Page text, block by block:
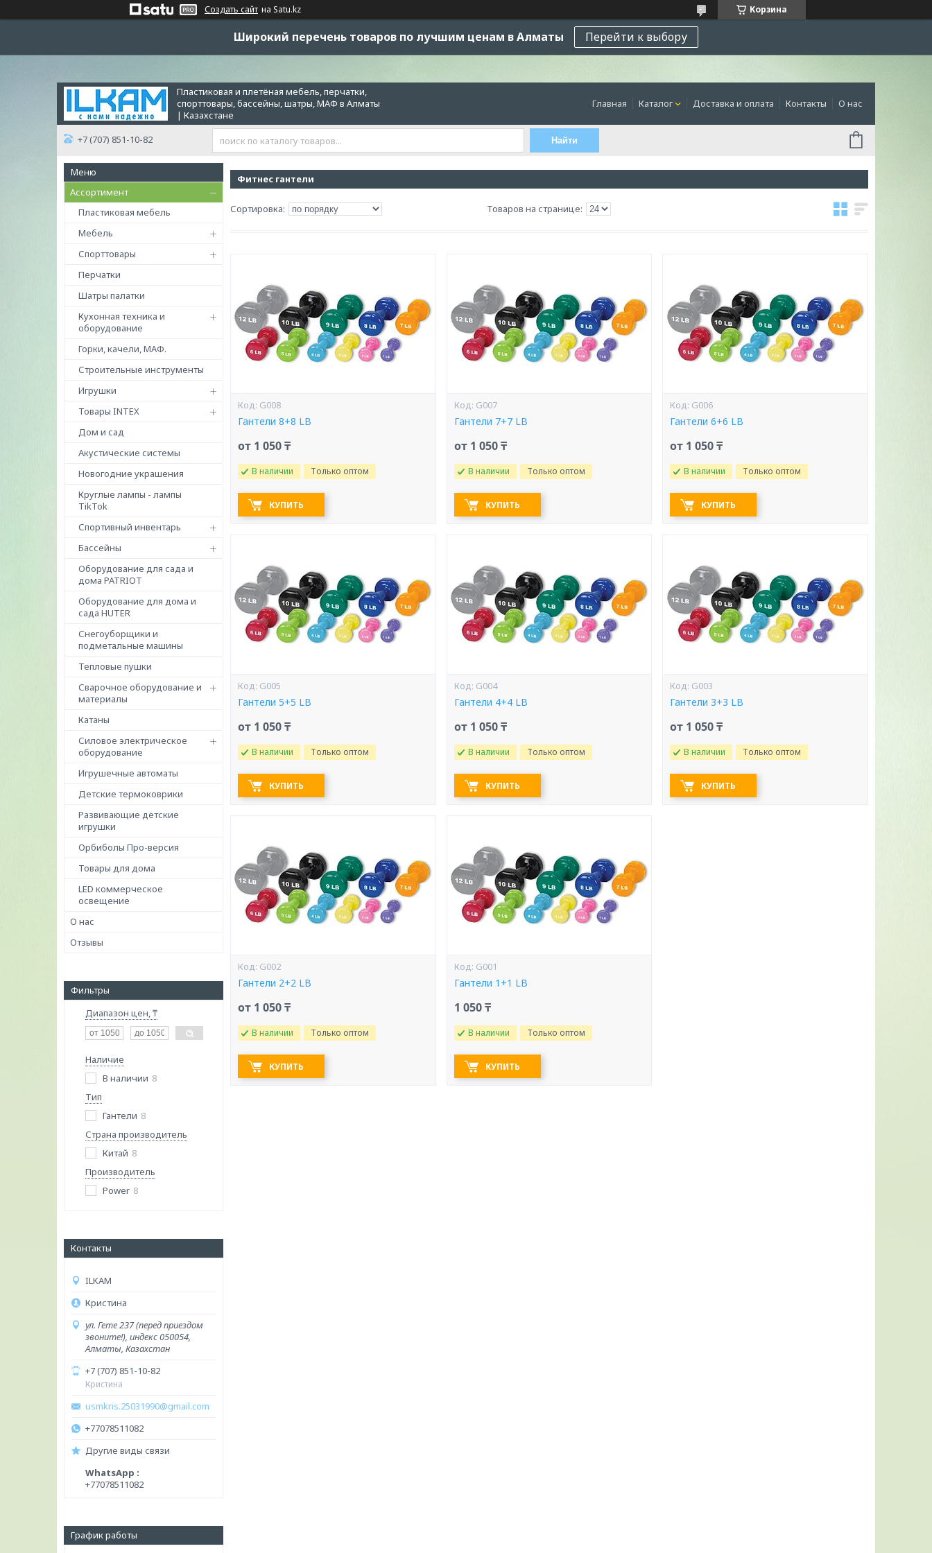
Создать сайт на Satu.kz Корзина
Широкий перечень товаров по лучшим ценам в Алматы Перейти к выбору
Пластиковая и плетёная мебель, перчатки,
спорттовары, бассейны, шатры, МАФ в Алматы
| Казахстане
Главная Каталог Доставка и оплата Контакты О нас
+7 (707) 851-10-82 Найти
Ассортимент
Пластиковая мебель
Мебель
Спорттовары
Перчатки
Шатры палатки
Кухонная техника и
оборудование
Горки, качели, МАФ.
Строительные инструменты
Игрушки
Товары INTEX
Дом и сад
Акустические системы
Новогодние украшения
Круглые лампы - лампы
TikTok
Спортивный инвентарь
Бассейны
Оборудование для сада и
дома PATRIOT
Оборудование для дома и
сада HUTER
Снегоуборщики и
подметальные машины
Тепловые пушки
Сварочное оборудование и
материалы
Катаны
Силовое электрическое
оборудование
Игрушечные автоматы
Детские термоковрики
Развивающие детские
игрушки
Орбиболы Про-версия
Товары для дома
LED коммерческое
освещение
О нас
Отзывы
Фильтры
Диапазон цен, ₸
Наличие
В наличии 8
Тип
Гантели 8
Страна производитель
Китай 8
Производитель
Power 8
Контакты
ILKAM
Кристина
ул. Гете 237 (перед приездом
звоните!), индекс 050054,
Алматы, Казахстан
+7 (707) 851-10-82
Кристина
usmkris.25031990@gmail.com
+77078511082
Другие виды связи
WhatsApp
+77078511082
График работы
Фитнес гантели
G008
Гантели 8+8 LB
от 1 050 ₸
В наличии Только оптом
КУПИТЬ
G007
Гантели 7+7 LB
от 1 050 ₸
В наличии Только оптом
КУПИТЬ
G006
Гантели 6+6 LB
от 1 050 ₸
В наличии Только оптом
КУПИТЬ
G005
Гантели 5+5 LB
от 1 050 ₸
В наличии Только оптом
КУПИТЬ
G004
Гантели 4+4 LB
от 1 050 ₸
В наличии Только оптом
КУПИТЬ
G003
Гантели 3+3 LB
от 1 050 ₸
В наличии Только оптом
КУПИТЬ
G002
Гантели 2+2 LB
от 1 050 ₸
В наличии Только оптом
КУПИТЬ
G001
Гантели 1+1 LB
1 050 ₸
В наличии Только оптом
КУПИТЬ